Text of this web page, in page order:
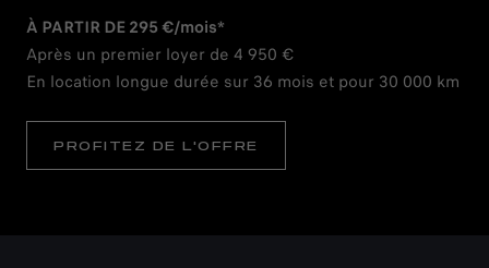
À PARTIR DE 295 €/mois*
Après un premier loyer de 4 950 €
En location longue durée sur 36 mois et pour 30 000 km
PROFITEZ DE L'OFFRE